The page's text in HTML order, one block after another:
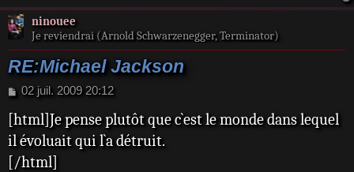
e
ninouee
Je reviendrai (Arnold Schwarzenegger, Terminator)
RE:Michael Jackson
M
s
s
a
g
02 juil. 2009 20:12
[html]Je pense plutôt que c`est le monde dans lequel
il évoluait qui l`a détruit.
[/html]